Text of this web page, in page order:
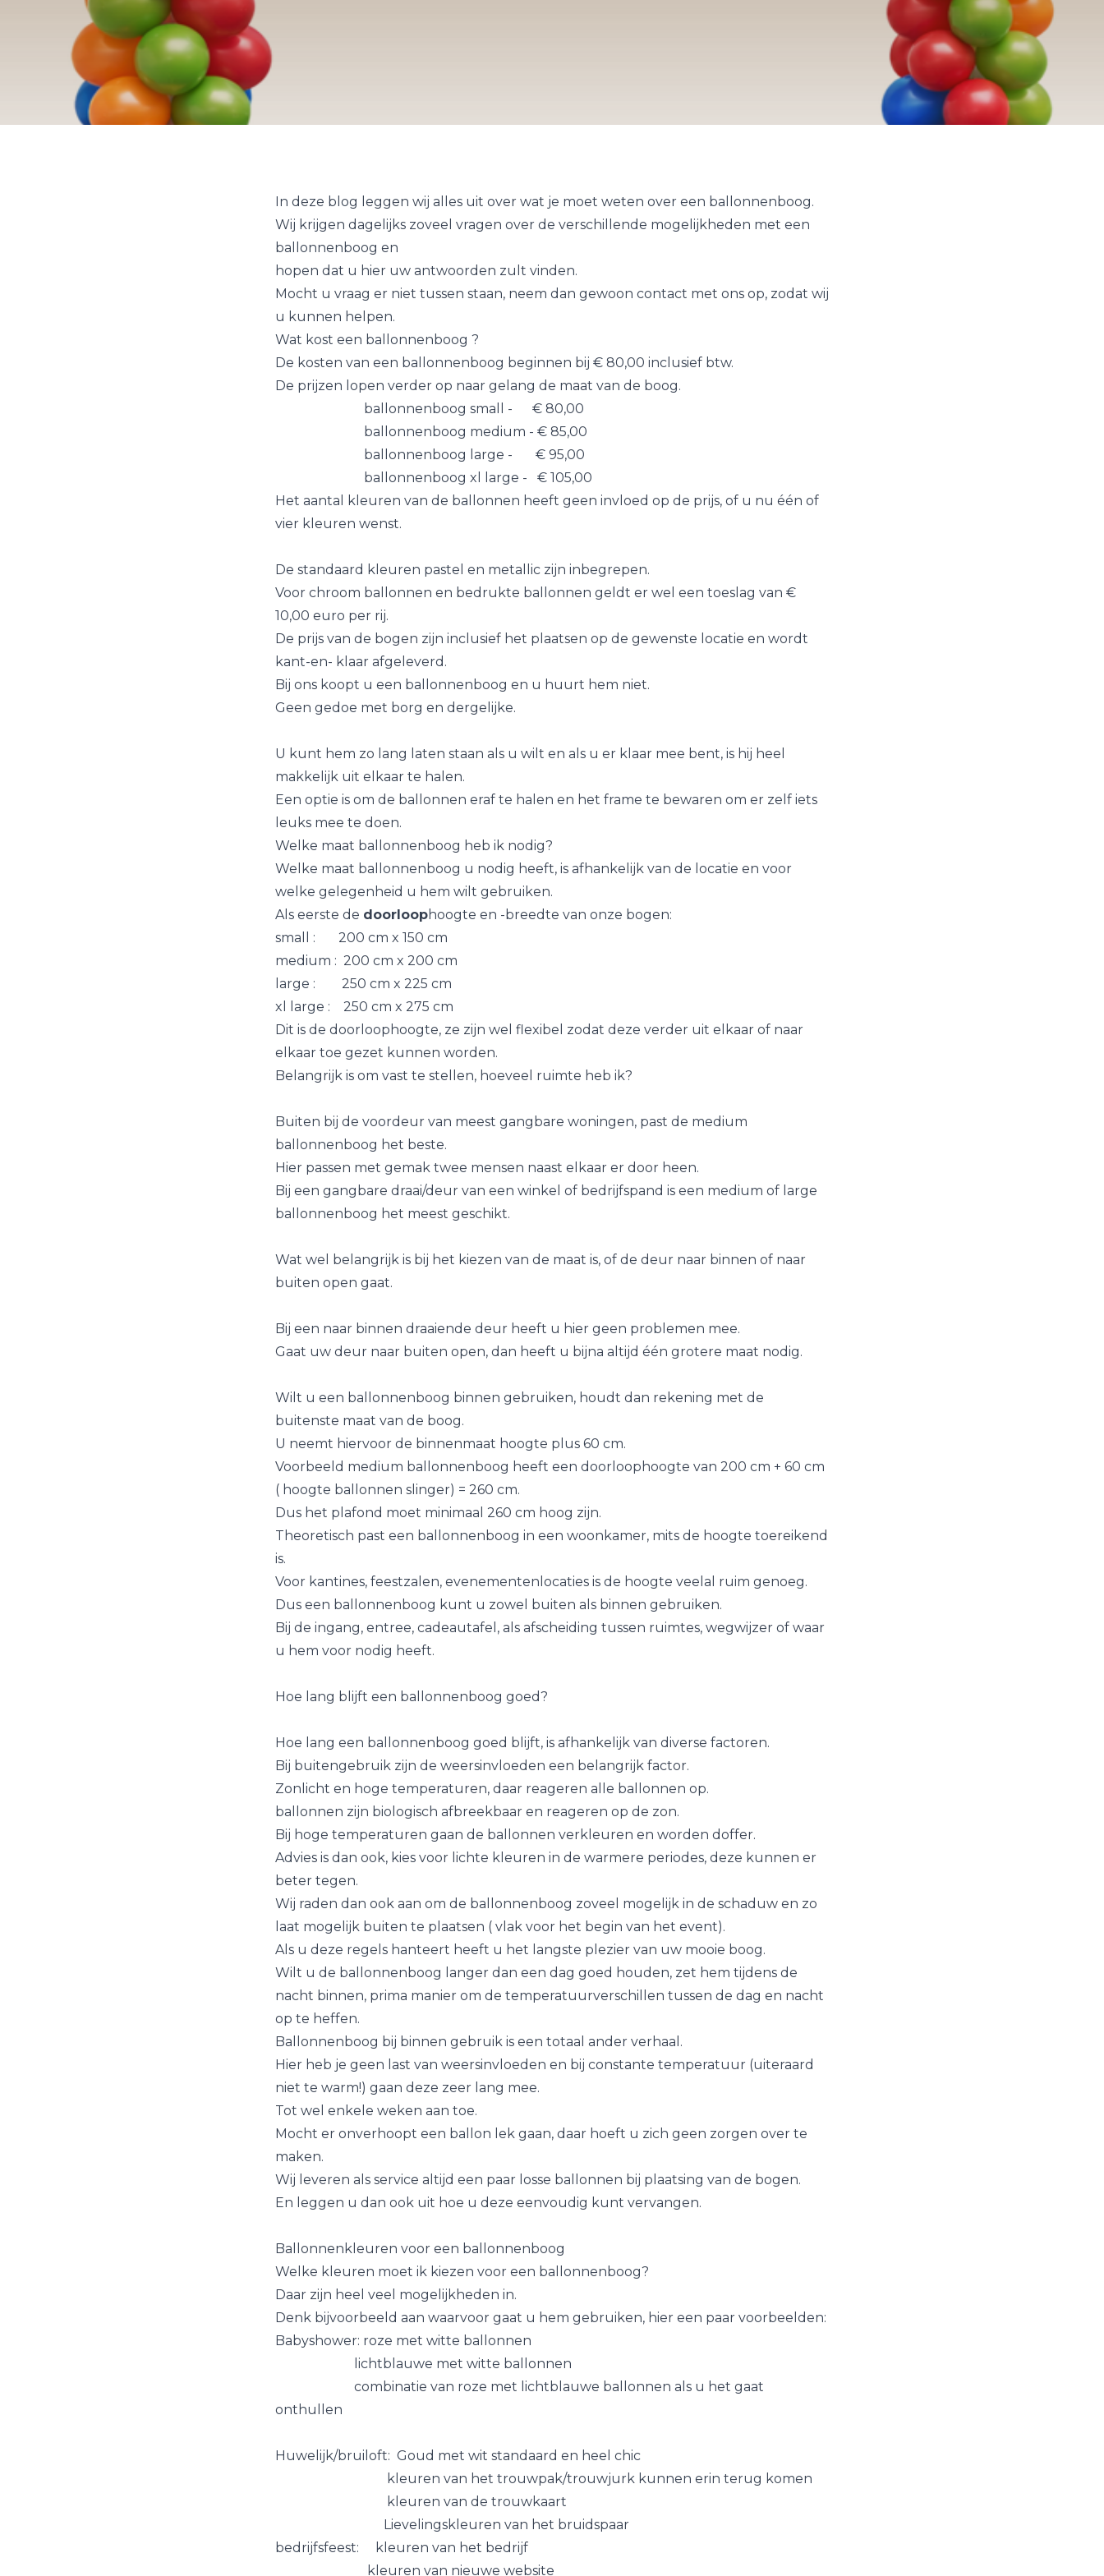
In deze blog leggen wij alles uit over wat je moet weten over een ballonnenboog.
Wij krijgen dagelijks zoveel vragen over de verschillende mogelijkheden met een
ballonnenboog en
hopen dat u hier uw antwoorden zult vinden.
Mocht u vraag er niet tussen staan, neem dan gewoon contact met ons op, zodat wij
u kunnen helpen.
Wat kost een ballonnenboog ?
De kosten van een ballonnenboog beginnen bij € 80,00 inclusief btw.
De prijzen lopen verder op naar gelang de maat van de boog.
ballonnenboog small - € 80,00
ballonnenboog medium - € 85,00
ballonnenboog large - € 95,00
ballonnenboog xl large - € 105,00
Het aantal kleuren van de ballonnen heeft geen invloed op de prijs, of u nu één of
vier kleuren wenst.
De standaard kleuren pastel en metallic zijn inbegrepen.
Voor chroom ballonnen en bedrukte ballonnen geldt er wel een toeslag van €
10,00 euro per rij.
De prijs van de bogen zijn inclusief het plaatsen op de gewenste locatie en wordt
kant-en- klaar afgeleverd.
Bij ons koopt u een ballonnenboog en u huurt hem niet.
Geen gedoe met borg en dergelijke.
U kunt hem zo lang laten staan als u wilt en als u er klaar mee bent, is hij heel
makkelijk uit elkaar te halen.
Een optie is om de ballonnen eraf te halen en het frame te bewaren om er zelf iets
leuks mee te doen.
Welke maat ballonnenboog heb ik nodig?
Welke maat ballonnenboog u nodig heeft, is afhankelijk van de locatie en voor
welke gelegenheid u hem wilt gebruiken.
Als eerste de doorloophoogte en -breedte van onze bogen:
small : 200 cm x 150 cm
medium : 200 cm x 200 cm
large : 250 cm x 225 cm
xl large : 250 cm x 275 cm
Dit is de doorloophoogte, ze zijn wel flexibel zodat deze verder uit elkaar of naar
elkaar toe gezet kunnen worden.
Belangrijk is om vast te stellen, hoeveel ruimte heb ik?
Buiten bij de voordeur van meest gangbare woningen, past de medium
ballonnenboog het beste.
Hier passen met gemak twee mensen naast elkaar er door heen.
Bij een gangbare draai/deur van een winkel of bedrijfspand is een medium of large
ballonnenboog het meest geschikt.
Wat wel belangrijk is bij het kiezen van de maat is, of de deur naar binnen of naar
buiten open gaat.
Bij een naar binnen draaiende deur heeft u hier geen problemen mee.
Gaat uw deur naar buiten open, dan heeft u bijna altijd één grotere maat nodig.
Wilt u een ballonnenboog binnen gebruiken, houdt dan rekening met de
buitenste maat van de boog.
U neemt hiervoor de binnenmaat hoogte plus 60 cm.
Voorbeeld medium ballonnenboog heeft een doorloophoogte van 200 cm + 60 cm
( hoogte ballonnen slinger) = 260 cm.
Dus het plafond moet minimaal 260 cm hoog zijn.
Theoretisch past een ballonnenboog in een woonkamer, mits de hoogte toereikend
is.
Voor kantines, feestzalen, evenementenlocaties is de hoogte veelal ruim genoeg.
Dus een ballonnenboog kunt u zowel buiten als binnen gebruiken.
Bij de ingang, entree, cadeautafel, als afscheiding tussen ruimtes, wegwijzer of waar
u hem voor nodig heeft.
Hoe lang blijft een ballonnenboog goed?
Hoe lang een ballonnenboog goed blijft, is afhankelijk van diverse factoren.
Bij buitengebruik zijn de weersinvloeden een belangrijk factor.
Zonlicht en hoge temperaturen, daar reageren alle ballonnen op.
ballonnen zijn biologisch afbreekbaar en reageren op de zon.
Bij hoge temperaturen gaan de ballonnen verkleuren en worden doffer.
Advies is dan ook, kies voor lichte kleuren in de warmere periodes, deze kunnen er
beter tegen.
Wij raden dan ook aan om de ballonnenboog zoveel mogelijk in de schaduw en zo
laat mogelijk buiten te plaatsen ( vlak voor het begin van het event).
Als u deze regels hanteert heeft u het langste plezier van uw mooie boog.
Wilt u de ballonnenboog langer dan een dag goed houden, zet hem tijdens de
nacht binnen, prima manier om de temperatuurverschillen tussen de dag en nacht
op te heffen.
Ballonnenboog bij binnen gebruik is een totaal ander verhaal.
Hier heb je geen last van weersinvloeden en bij constante temperatuur (uiteraard
niet te warm!) gaan deze zeer lang mee.
Tot wel enkele weken aan toe.
Mocht er onverhoopt een ballon lek gaan, daar hoeft u zich geen zorgen over te
maken.
Wij leveren als service altijd een paar losse ballonnen bij plaatsing van de bogen.
En leggen u dan ook uit hoe u deze eenvoudig kunt vervangen.
Ballonnenkleuren voor een ballonnenboog
Welke kleuren moet ik kiezen voor een ballonnenboog?
Daar zijn heel veel mogelijkheden in.
Denk bijvoorbeeld aan waarvoor gaat u hem gebruiken, hier een paar voorbeelden:
Babyshower: roze met witte ballonnen
lichtblauwe met witte ballonnen
combinatie van roze met lichtblauwe ballonnen als u het gaat
onthullen
Huwelijk/bruiloft: Goud met wit standaard en heel chic
kleuren van het trouwpak/trouwjurk kunnen erin terug komen
kleuren van de trouwkaart
Lievelingskleuren van het bruidspaar
bedrijfsfeest: kleuren van het bedrijf
kleuren van nieuwe website